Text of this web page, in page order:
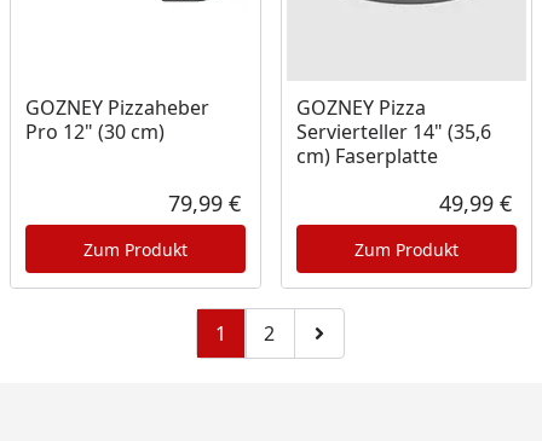
GOZNEY Pizzaheber
Pro 12" (30 cm)
Aktueller Preis
79,99 €
Zum Produkt
GOZNEY Pizza
Servierteller 14" (35,6
cm) Faserplatte
49,99 €
Zum Produkt
1 Zu Seite 2
2 Zur nächsten Seite